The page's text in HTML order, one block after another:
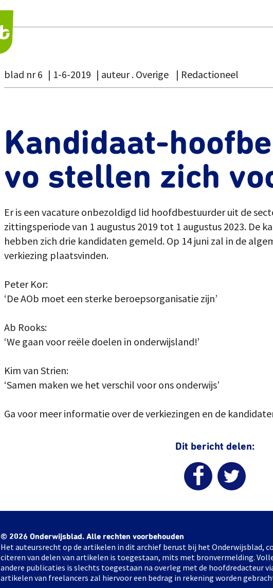
blad nr 6 1-6-2019 auteur . Overige Redactioneel
Kandidaat-
vo stellen zich
Er is een vacature onbezoldigd lid hoofdbestuurder uit de
zittingsperiode van 1 augustus 2019 tot 1 augustus 2023. De
hebben zich drie kandidaten gemeld. Op 14 juni zal in de
verkiezing plaatsvinden.
Peter Kor:
‘De AOb moet een sterke beroepsorganisatie zijn’
Ab Rooks:
‘We gaan voor reële doelen in onderwijsland!’
Kim van Strien:
‘Samen maken we het verschil voor ons onderwijs’
Ga voor meer informatie over de verkiezingen en de
Dit bericht delen:
© 2026 Onderwijsblad. Alle rechten voorbehouden
Het auteursrecht op de artikelen in dit archief berust bij het Onderwijsblad,
citeren van delen van artikelen is toegestaan, mits met bronvermelding.
andere publicaties is slechts toegestaan na overleg met de hoofdredacteur
artikelen van freelancers zal hiervoor een bedrag in rekening worden